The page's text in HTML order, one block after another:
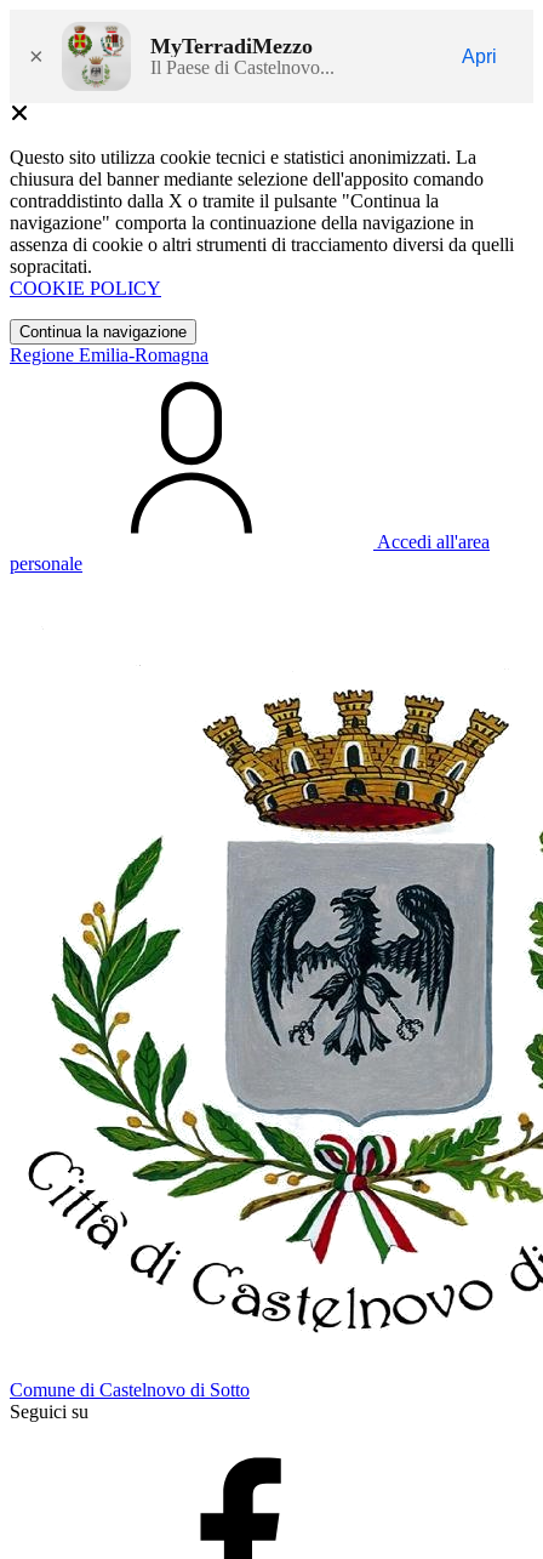
× MyTerradiMezzo
Il Paese di Castelnovo...
Apri
Questo sito utilizza cookie tecnici e statistici anonimizzati. La
chiusura del banner mediante selezione dell'apposito comando
contraddistinto dalla X o tramite il pulsante "Continua la
navigazione" comporta la continuazione della navigazione in
assenza di cookie o altri strumenti di tracciamento diversi da quelli
sopracitati.
COOKIE POLICY
Continua la navigazione
Regione Emilia-Romagna
Accedi all'area
personale
Comune di Castelnovo di Sotto
Seguici su